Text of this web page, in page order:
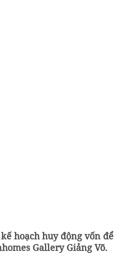
hoạch huy động vốn để
Gallery Giảng Võ.